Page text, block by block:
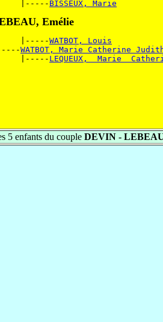
|-----
BISSEUX, Marie
Emélie
|-----
WATBOT, Louis
WATBOT, Marie Catherine
|-----
LEQUEUX,  Marie
5 enfants du couple DEVIN -